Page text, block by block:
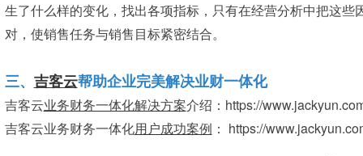
生了什么样的变化，找出各项指标，只有在经营分析中把这
对，使销售任务与销售目标紧密结合。
三、 吉客云帮助企业完美解决业财一体化
吉客云业务财务一体化解决方案介绍：https://
吉客云业务财务一体化用户成功案例 ： https://